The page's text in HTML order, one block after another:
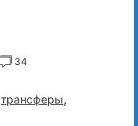
34
трансферы,